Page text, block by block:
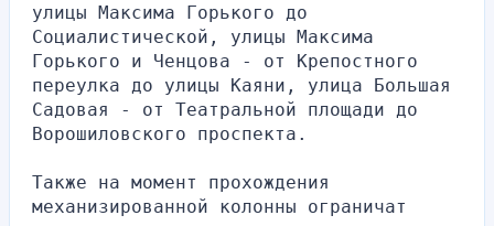
улицы Максима Горького до
Социалистической, улицы Максима
Горького и Ченцова - от Крепостного
переулка до улицы Каяни, улица Большая
Садовая - от Театральной площади до
Ворошиловского проспекта.
Также на момент прохождения
механизированной колонны ограничат